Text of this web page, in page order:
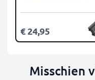
€ 24,95
Misschien